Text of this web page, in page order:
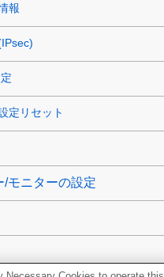
報
定リセット
/モニターの設定